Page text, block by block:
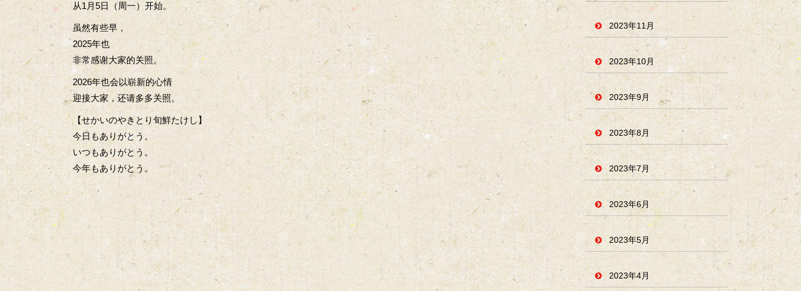
从1月5日（周一）开始。
虽然有些早，
2025年也
非常感谢大家的关照。
2026年也会以崭新的心情
迎接大家，还请多多关照。
【せかいのやきとり旬鮮たけし】
今日もありがとう。
いつもありがとう。
今年もありがとう。
2023年11月
2023年10月
2023年9月
2023年8月
2023年7月
2023年6月
2023年5月
2023年4月